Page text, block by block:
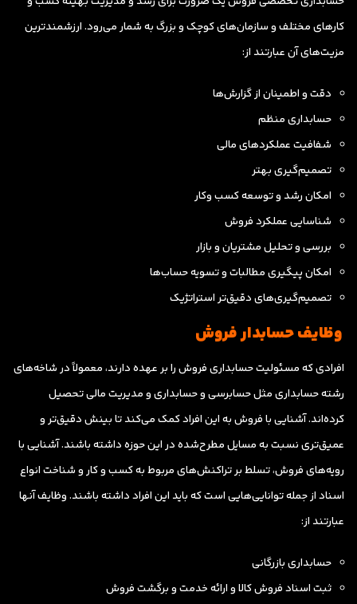
کارهای مختلف و سازمان‌های کوچک و بزرگ به شمار می‌رود. ارزشمندترین
مزیت‌های آن عبارتند از:
دقت و اطمینان از گزارش‌ها
حسابداری منظم
شفافیت عملکردهای مالی
تصمیم‌گیری بهتر
امکان رشد و توسعه کسب وکار
شناسایی عملکرد فروش
بررسی و تحلیل مشتریان و بازار
امکان پیگیری مطالبات و تسویه حساب‌ها
تصمیم‌گیری‌های دقیق‌تر استراتژیک
وظایف حسابدار فروش
افرادی که مسئولیت حسابداری فروش را بر عهده دارند، معمولاً در شاخه‌های
رشته حسابداری مثل حسابرسی و حسابداری و مدیریت مالی تحصیل
کرده‌اند. آشنایی با فروش به این افراد کمک می‌کند تا بینش دقیق‌تر و
عمیق‌تری نسبت به مسایل مطرح‌شده در این حوزه داشته باشند. آشنایی با
رویه‌های فروش، تسلط بر تراکنش‌های مربوط به کسب و کار و شناخت انواع
اسناد از جمله توانایی‌هایی است که باید این افراد داشته باشند. وظایف آنها
عبارتند از:
حسابداری بازرگانی
ثبت اسناد فروش کالا و ارائه خدمت و برگشت فروش